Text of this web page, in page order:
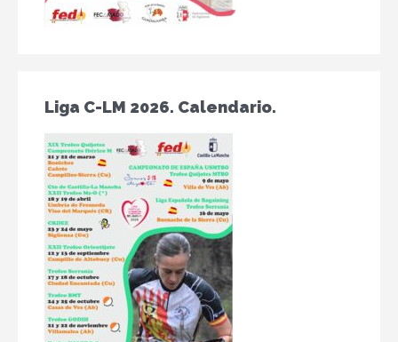
Liga C-LM 2026. Calendario.